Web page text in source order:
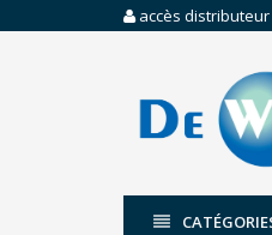
accès distributeur